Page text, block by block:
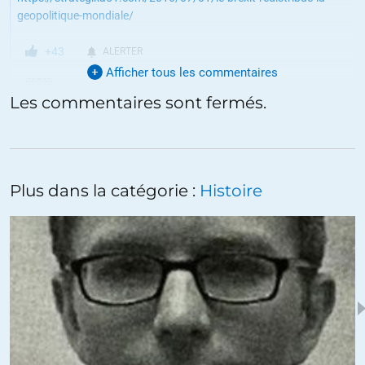
geopolitique-mondiale/
+43 ALERTER
Eric83//28.08.2016 à 10h22
Zbigniew Brzezinski, dans un article de American Interest intitulé
“Towards a Global Realignment”, semble faire un 180° et admettre
que la politique de domination mondiale des US touche à sa fin.
Afficher tous les commentaires
Les commentaires sont fermés.
Plus dans la catégorie : Histoire